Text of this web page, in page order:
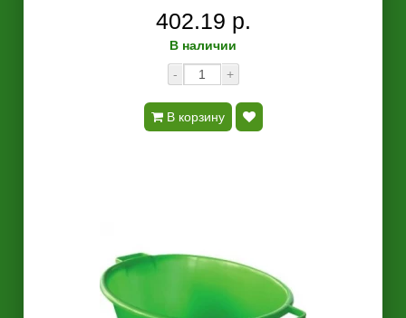
402.19 р.
В наличии
-
+
В корзину